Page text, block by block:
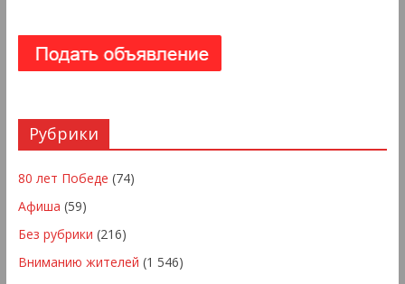
Рубрики
80 лет Победе (74)
Афиша (59)
Без рубрики (216)
Вниманию жителей (1 546)